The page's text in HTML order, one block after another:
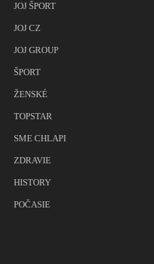
JOJ ŠPORT
JOJ CZ
JOJ GROUP
ŠPORT
ŽENSKÉ
TOPSTAR
SME CHLAPI
ZDRAVIE
HISTORY
POČASIE